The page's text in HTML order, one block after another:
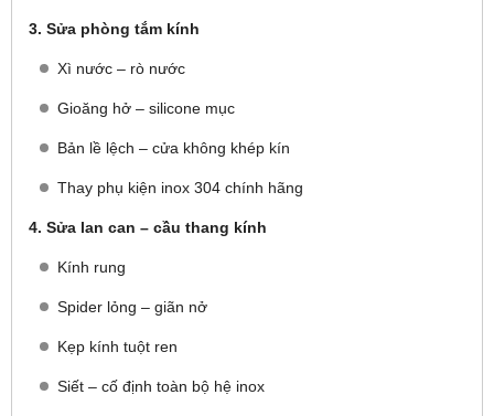
3. Sửa phòng tắm kính
Xì nước – rò nước
Gioăng hở – silicone mục
Bản lề lệch – cửa không khép kín
Thay phụ kiện inox 304 chính hãng
4. Sửa lan can – cầu thang kính
Kính rung
Spider lỏng – giãn nở
Kẹp kính tuột ren
Siết – cố định toàn bộ hệ inox